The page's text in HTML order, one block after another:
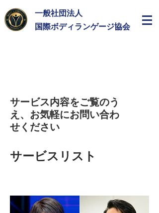
一般社団法人
​国際ボディランゲージ協会
サービス内容をご覧のう
え、お気軽にお問い合わ
せください
サービスリスト